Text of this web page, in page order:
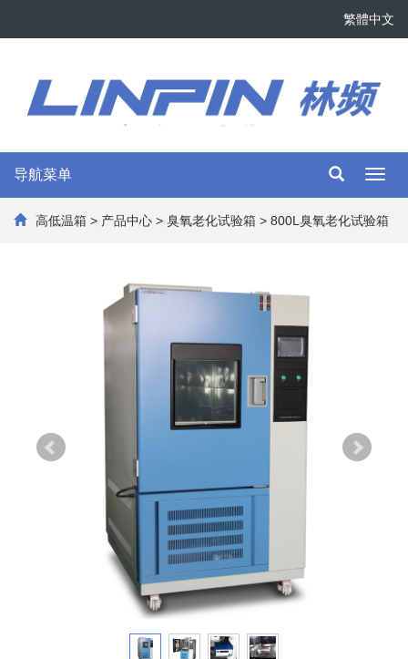
繁體中文
导航菜单
高低温箱 > 产品中心 > 臭氧老化试验箱 > 800L臭氧老化试验箱